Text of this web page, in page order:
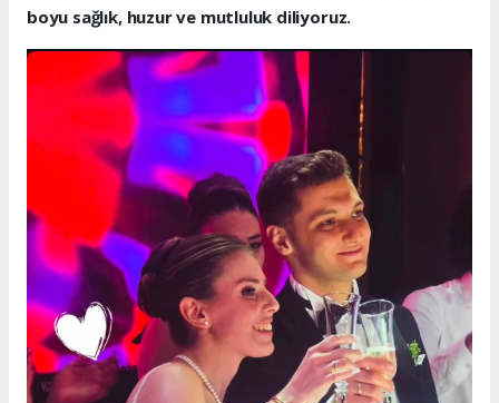
boyu sağlık, huzur ve mutluluk diliyoruz.